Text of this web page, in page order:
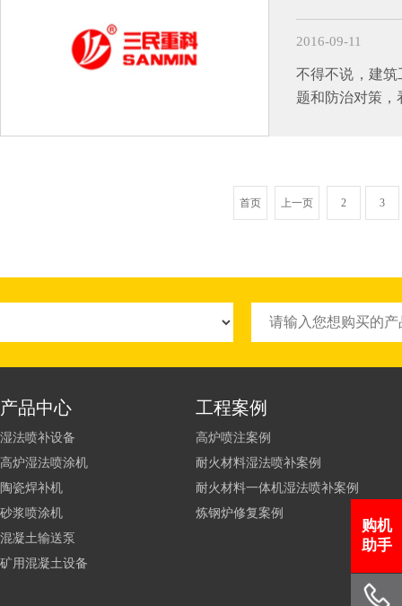
2016-09-11
不得不说，建
题和防治对策，
首页 上一页 2 3
产品中心
湿法喷补设备
高炉湿法喷涂机
陶瓷焊补机
砂浆喷涂机
混凝土输送泵
矿用混凝土设备
工程案例
高炉喷注案例
耐火材料湿法喷补案例
耐火材料一体机湿法喷补案例
炼钢炉修复案例
购机
助手